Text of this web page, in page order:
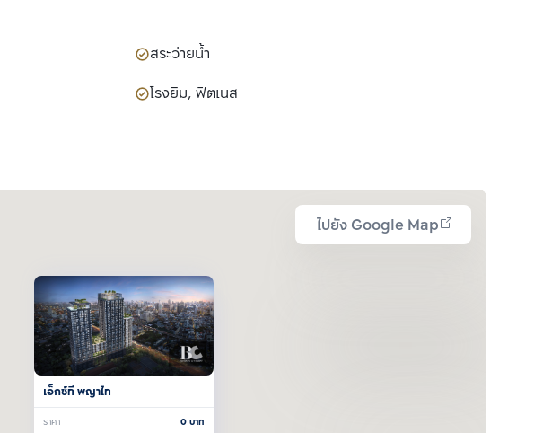
สระว่ายน้ำ
โรงยิม, ฟิตเนส
ไปยัง Google Map
เอ็กซ์ที พญาไท
ราคา 0บาท